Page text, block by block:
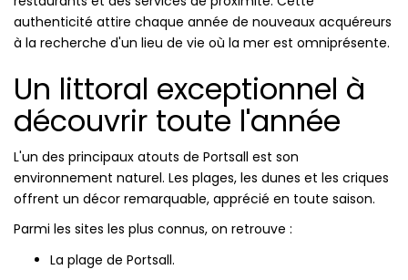
authenticité attire chaque année de nouveaux acquéreurs
à la recherche d'un lieu de vie où la mer est omniprésente.
Un littoral exceptionnel à
découvrir toute l'année
L'un des principaux atouts de Portsall est son
environnement naturel. Les plages, les dunes et les criques
offrent un décor remarquable, apprécié en toute saison.
Parmi les sites les plus connus, on retrouve :
La plage de Portsall.